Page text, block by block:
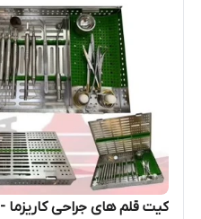
کیت قلم های جراحی کاریزما -